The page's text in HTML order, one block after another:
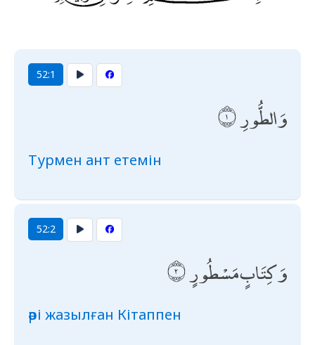
52:1
وَالطُّورِ
Турмен ант етемін
52:2
وَكِتَابٍ مَسْطُورٍ
әрі жазылған Кітаппен